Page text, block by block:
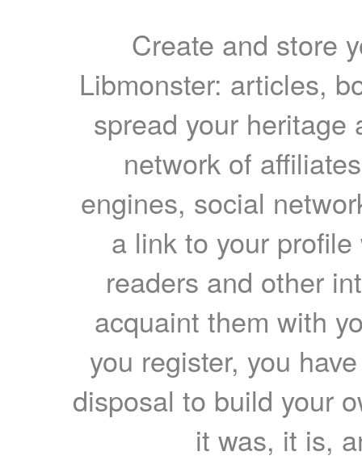
Create and store
Libmonster: articles,
spread your heritage
network of
engines, social
a link to your
readers and other
acquaint them with
you register, you
disposal to build your
it was, it is,